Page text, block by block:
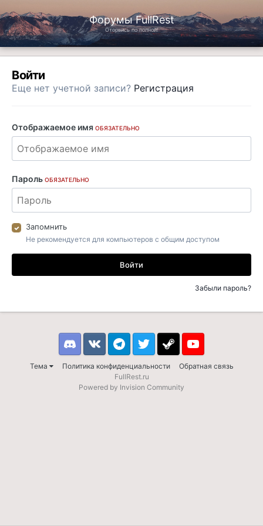
Форумы FullRest
Оторвись по полной!
Войти
Еще нет учетной записи? Регистрация
Отображаемое имя ОБЯЗАТЕЛЬНО
Пароль ОБЯЗАТЕЛЬНО
Запомнить
Не рекомендуется для компьютеров с общим доступом
Войти
Забыли пароль?
Тема Политика конфиденциальности Обратная связь
DiscordVK TelegramTwitter Steam Youtube
FullRest.ru
Powered by Invision Community